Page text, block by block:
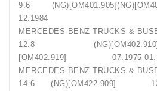
9.6
12.1984
MERCEDES BENZ
12.8
[OM402.919]
MERCEDES BENZ
14.6 (NG)[OM422.909]